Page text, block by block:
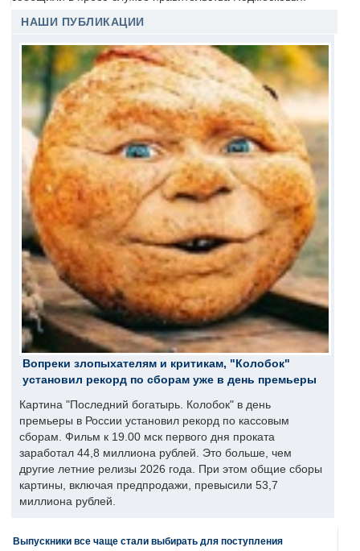
НАШИ ПУБЛИКАЦИИ
Вопреки злопыхателям и критикам, "Колобок"
установил рекорд по сборам уже в день премьеры
Картина "Последний богатырь. Колобок" в день
премьеры в России установил рекорд по кассовым
сборам. Фильм к 19.00 мск первого дня проката
заработал 44,8 миллиона рублей. Это больше, чем
другие летние релизы 2026 года. При этом общие сборы
картины, включая предпродажи, превысили 53,7
миллиона рублей.
Выпускники все чаще стали выбирать для поступления